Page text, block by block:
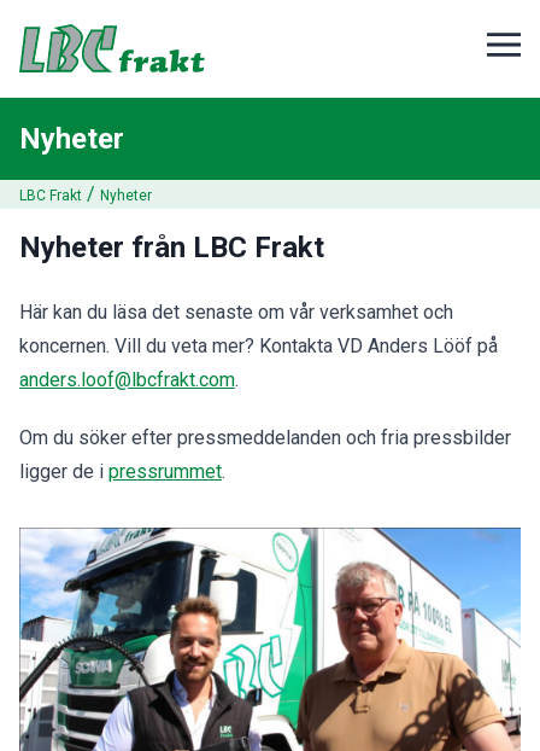
Nyheter
LBC Frakt / Nyheter
Nyheter från LBC Frakt
Här kan du läsa det senaste om vår verksamhet och
koncernen. Vill du veta mer? Kontakta VD Anders Lööf på
anders.loof@lbcfrakt.com.
Om du söker efter pressmeddelanden och fria pressbilder
ligger de i pressrummet.